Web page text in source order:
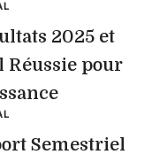
2025 et
Réussie pour
Semestriel